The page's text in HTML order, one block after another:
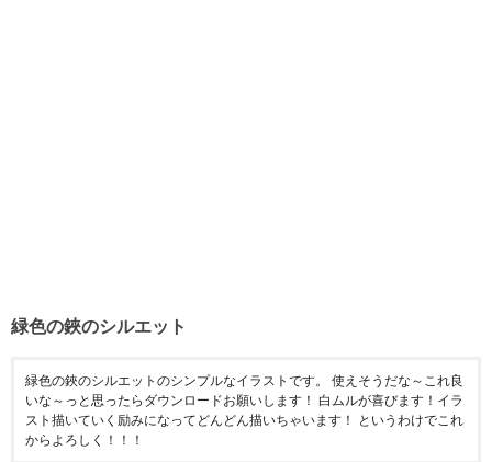
緑色の鋏のシルエット
緑色の鋏のシルエットのシンプルなイラストです。 使えそうだな～これ良
いな～っと思ったらダウンロードお願いします！ 白ムルが喜びます！イラ
スト描いていく励みになってどんどん描いちゃいます！ というわけでこれ
からよろしく！！！